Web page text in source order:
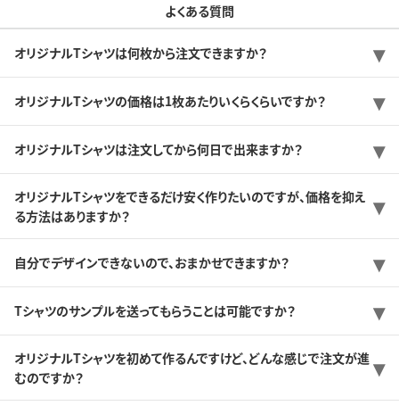
よくある質問
オリジナルTシャツは何枚から注文できますか？
オリジナルTシャツの価格は1枚あたりいくらくらいですか？
オリジナルTシャツは注文してから何日で出来ますか？
オリジナルTシャツをできるだけ安く作りたいのですが、価格を抑え
る方法はありますか？
自分でデザインできないので、おまかせできますか？
Tシャツのサンプルを送ってもらうことは可能ですか？
オリジナルTシャツを初めて作るんですけど、どんな感じで注文が進
むのですか？